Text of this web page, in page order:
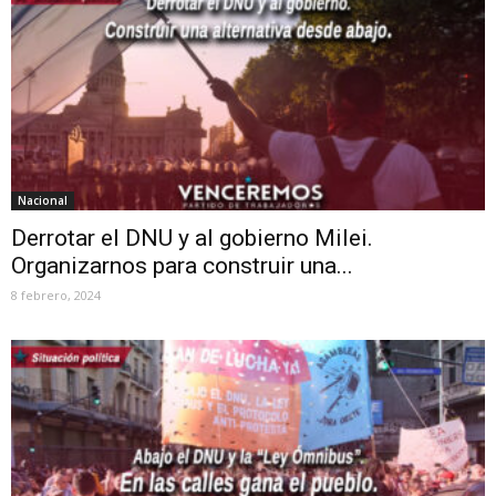
Nacional
Derrotar el DNU y al gobierno Milei.
Organizarnos para construir una...
8 febrero, 2024